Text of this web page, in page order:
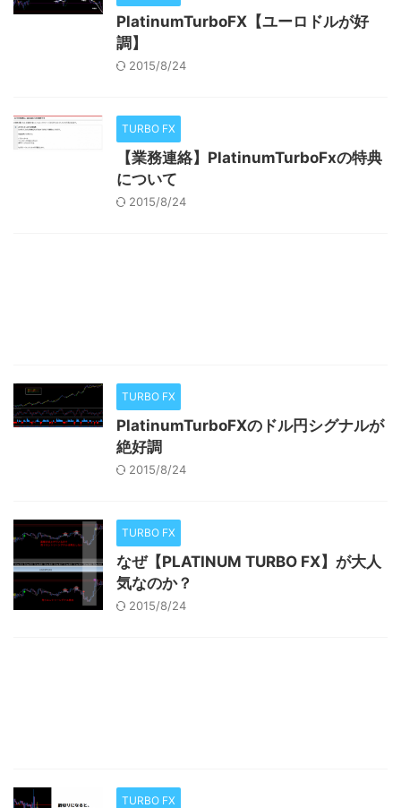
PlatinumTurboFX【ユーロドルが好
調】
2015/8/24
TURBO FX
【業務連絡】PlatinumTurboFxの特典
について
2015/8/24
TURBO FX
PlatinumTurboFXのドル円シグナルが
絶好調
2015/8/24
TURBO FX
なぜ【PLATINUM TURBO FX】が大人
気なのか？
2015/8/24
TURBO FX